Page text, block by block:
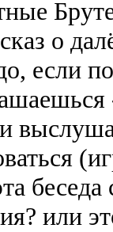
о
если
или